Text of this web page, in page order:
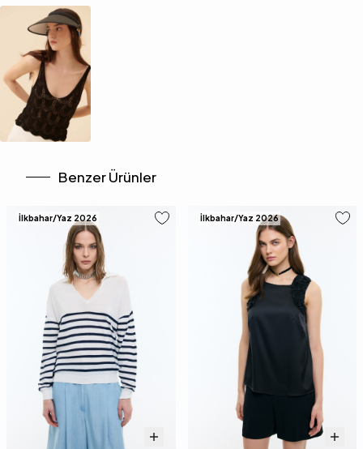
Benzer Ürünler
İlkbahar/Yaz 2026 İlkbahar/Yaz 2026